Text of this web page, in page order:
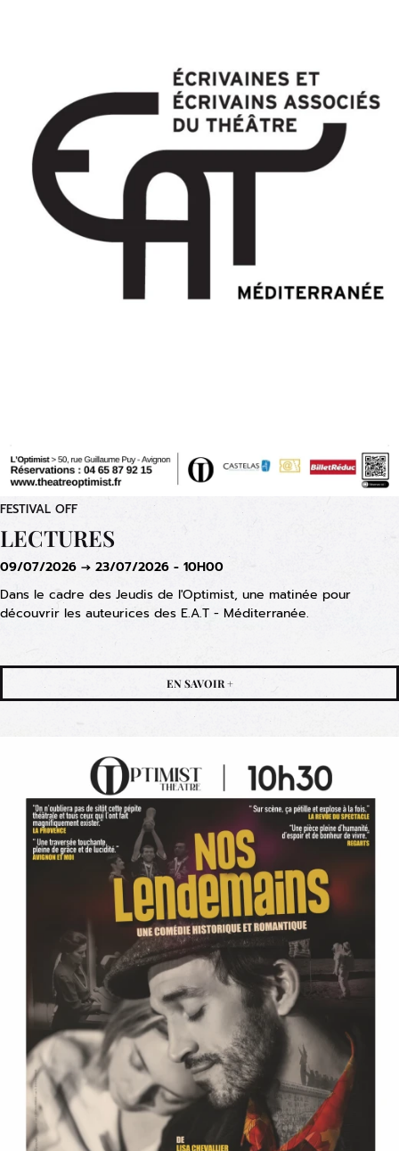
FESTIVAL OFF
LECTURES
09/07/2026 → 23/07/2026 - 10H00
Dans le cadre des Jeudis de l'Optimist, une matinée pour
découvrir les auteurices des E.A.T - Méditerranée.
EN SAVOIR +